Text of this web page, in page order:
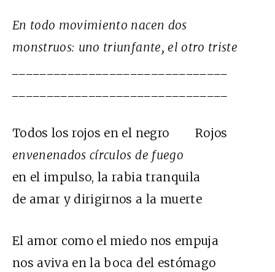
En todo movimiento nacen dos
monstruos: uno triunfante, el otro triste
Todos los rojos en el negro Rojos
envenenados círculos de fuego
en el impulso, la rabia tranquila
de amar y dirigirnos a la muerte
El amor como el miedo nos empuja
nos aviva en la boca del estómago